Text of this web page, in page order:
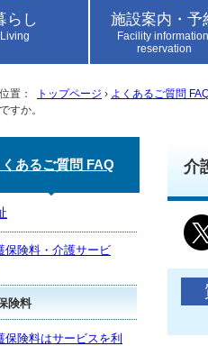
らし
Living
施設案内・予
Facility
reservation
置： トップページ › よくあるご質問
すか。
介
くあるご質問 FAQ
保険料・介護サービ
険料
保険料はサービスを利